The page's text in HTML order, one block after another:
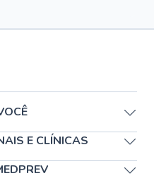
E CLÍNICAS